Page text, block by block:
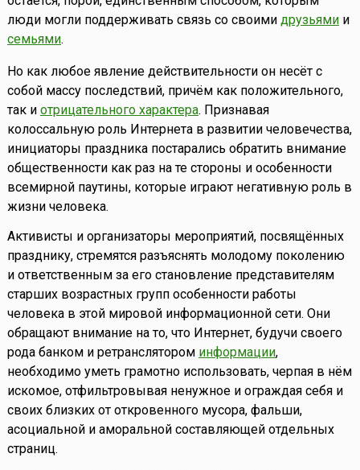
люди могли поддерживать связь со своими друзьямии
семьями.
Но как любое явление действительности он несёт с
собой массу последствий, причём как положительного,
так и отрицательного характера. Признавая
колоссальную роль Интернета в развитии человечества,
инициаторы праздника постарались обратить внимание
общественности как раз на те стороны и особенности
всемирной паутины, которые играют негативную роль в
жизни человека.
Активисты и организаторы мероприятий, посвящённых
празднику, стремятся разъяснять молодому поколению
и ответственным за его становление представителям
старших возрастных групп особенности работы
человека в этой мировой информационной сети. Они
обращают внимание на то, что Интернет, будучи своего
рода банком и ретранслятором информации,
необходимо уметь грамотно использовать, черпая в нём
искомое, отфильтровывая ненужное и ограждая себя и
своих близких от откровенного мусора, фальши,
асоциальной и аморальной составляющей отдельных
страниц.